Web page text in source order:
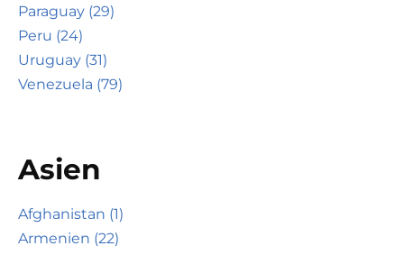
Paraguay (29)
Peru (24)
Uruguay (31)
Venezuela (79)
Asien
Afghanistan (1)
Armenien (22)